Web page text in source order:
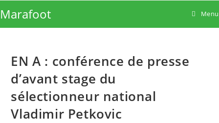
to
content
Marafoot Menu
EN A : conférence de presse
d’avant stage du
sélectionneur national
Vladimir Petkovic